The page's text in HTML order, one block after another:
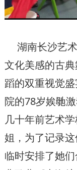
湖南长沙艺
文化美感的古
蹈的双重视觉
院的78岁娭毑
几十年前艺术
姐，为了记录
临时安排了她